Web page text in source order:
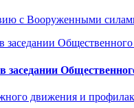
с Вооруженными
заседании
движения и